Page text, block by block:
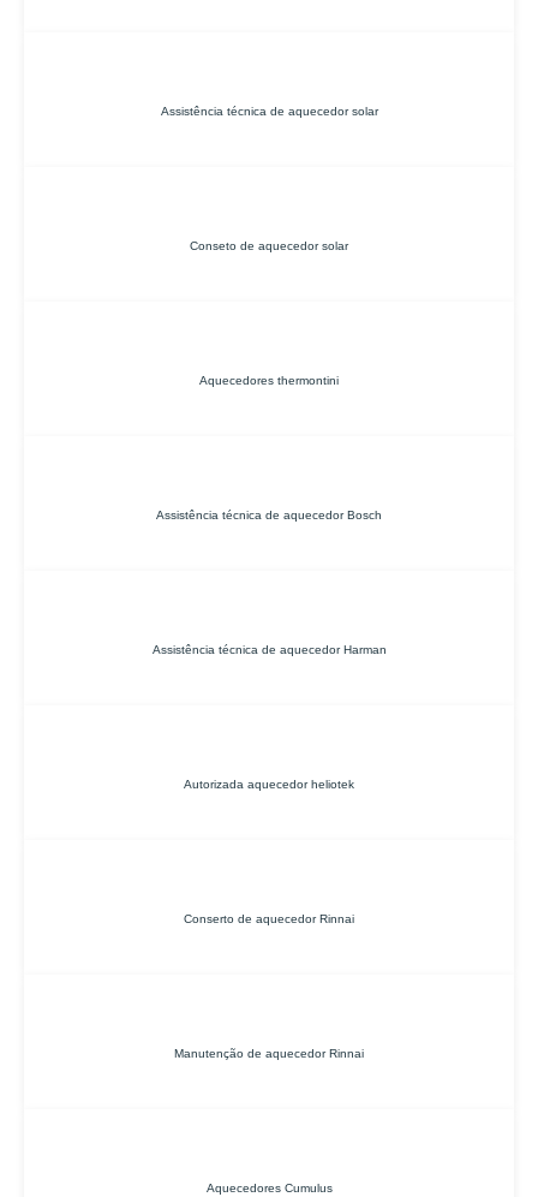
Assistência técnica de aquecedor solar
Conseto de aquecedor solar
Aquecedores thermontini
Assistência técnica de aquecedor Bosch
Assistência técnica de aquecedor Harman
Autorizada aquecedor heliotek
Conserto de aquecedor Rinnai
Manutenção de aquecedor Rinnai
Aquecedores Cumulus